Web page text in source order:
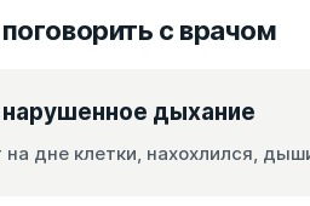
с врачом
дыхание
на дне клетки, нахохлился,